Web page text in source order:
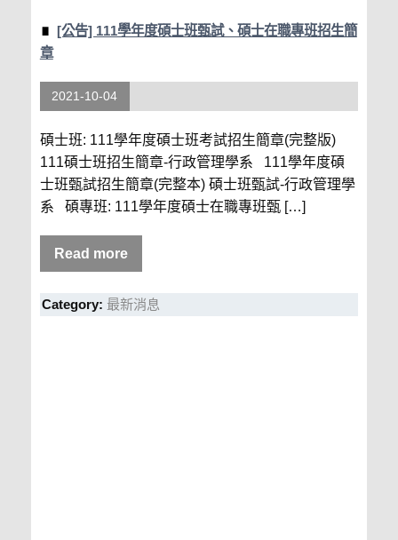
[公告] 111學年度碩士班甄試、碩士在職專班招生簡
章
2021-10-04
碩士班: 111學年度碩士班考試招生簡章(完整版)
111碩士班招生簡章-行政管理學系 111學年度碩
士班甄試招生簡章(完整本) 碩士班甄試-行政管理學
系 碩專班: 111學年度碩士在職專班甄 […]
Read more
Category: 最新消息